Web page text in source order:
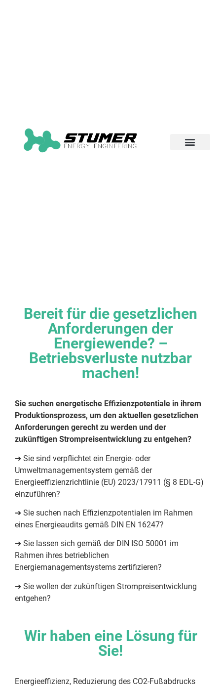
Bereit für die gesetzlichen
Anforderungen der
Energiewende? –
Betriebsverluste nutzbar
machen!
Sie suchen energetische Effizienzpotentiale in ihrem
Produktionsprozess, um den aktuellen gesetzlichen
Anforderungen gerecht zu werden und der
zukünftigen Strompreisentwicklung zu entgehen?
➔ Sie sind verpflichtet ein Energie- oder
Umweltmanagementsystem gemäß der
Energieeffizienzrichtlinie (EU) 2023/17911 (§ 8 EDL-G)
einzuführen?
➔ Sie suchen nach Effizienzpotentialen im Rahmen
eines Energieaudits gemäß DIN EN 16247?
➔ Sie lassen sich gemäß der DIN ISO 50001 im
Rahmen ihres betrieblichen
Energiemanagementsystems zertifizieren?
➔ Sie wollen der zukünftigen Strompreisentwicklung
entgehen?
Wir haben eine Lösung für
Sie!
Energieeffizienz, Reduzierung des CO2-Fußabdrucks